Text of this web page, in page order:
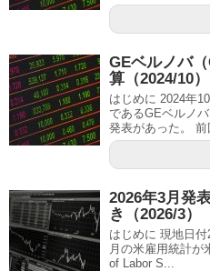
GEベルノバ
算（2024/10）
はじめに 2024年
であるGEベルノ
発表があった。 前
2026年3月発
き（2026/3）
はじめに 現地日
月の米雇用統計が
of Labor S...